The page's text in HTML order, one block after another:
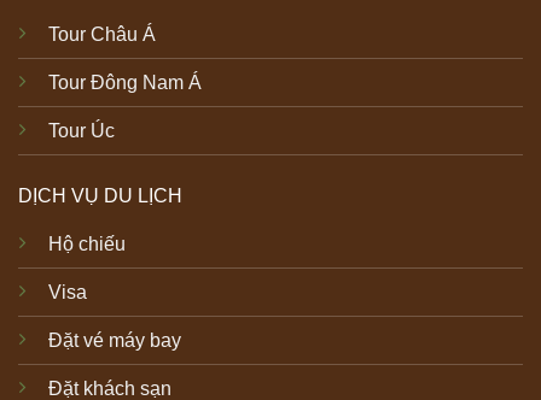
Tour Châu Á
Tour Đông Nam Á
Tour Úc
DỊCH VỤ DU LỊCH
Hộ chiếu
Visa
Đặt vé máy bay
Đặt khách sạn